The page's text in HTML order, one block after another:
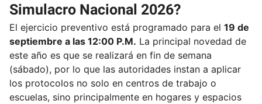
Simulacro Nacional 2026?
El ejercicio preventivo está programado para el 19 de
septiembre a las 12:00 P.M. La principal novedad de
este año es que se realizará en fin de semana
(sábado), por lo que las autoridades instan a aplicar
los protocolos no solo en centros de trabajo o
escuelas, sino principalmente en hogares y espacios